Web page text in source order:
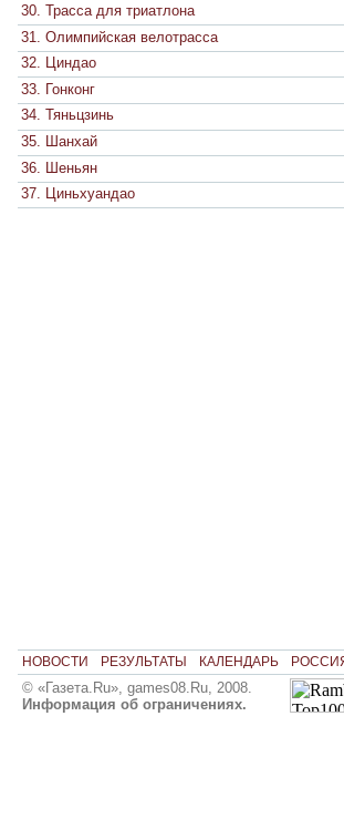
30. Трасса для триатлона
31. Олимпийская велотрасса
32. Циндао
33. Гонконг
34. Тяньцзинь
35. Шанхай
36. Шеньян
37. Циньхуандао
НОВОСТИ РЕЗУЛЬТАТЫ КАЛЕНДАРЬ
© «Газета.Ru», games08.Ru, 2008.
Информация об ограничениях.